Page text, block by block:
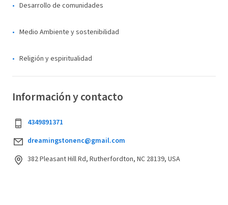
Desarrollo de comunidades
Medio Ambiente y sostenibilidad
Religión y espiritualidad
Información y contacto
4349891371
dreamingstonenc@gmail.com
382 Pleasant Hill Rd, Rutherfordton, NC 28139, USA